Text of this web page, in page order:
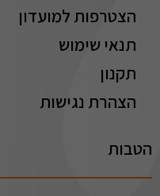
הצטרפות למועדון
תנאי שימוש
תקנון
הצהרת נגישות
הטבות